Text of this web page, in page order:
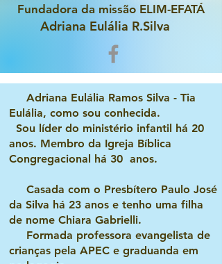
Fundadora da missão ELIM-EFATÁ
Adriana Eulália R.Silva
Adriana Eulália Ramos Silva - Tia
Eulália, como sou conhecida.
Sou líder do ministério infantil há 20
anos. Membro da Igreja Bíblica
Congregacional há 30 anos.
Casada com o Presbítero Paulo José
da Silva há 23 anos e tenho uma filha
de nome Chiara Gabrielli.
Formada professora evangelista de
crianças pela APEC e graduanda em